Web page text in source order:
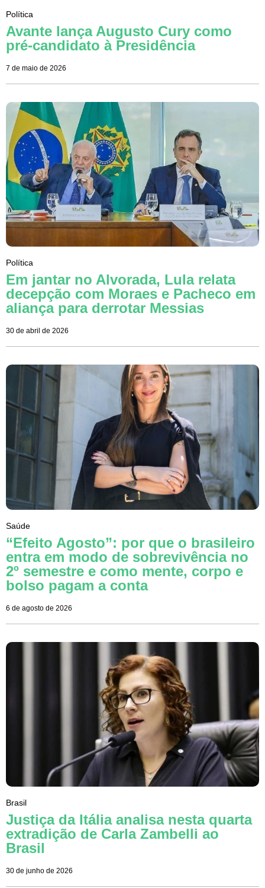
Política
Avante lança Augusto Cury como
pré-candidato à Presidência
7 de maio de 2026
Política
Em jantar no Alvorada, Lula relata
decepção com Moraes e Pacheco em
aliança para derrotar Messias
30 de abril de 2026
Saúde
“Efeito Agosto”: por que o brasileiro
entra em modo de sobrevivência no
2º semestre e como mente, corpo e
bolso pagam a conta
6 de agosto de 2026
Brasil
Justiça da Itália analisa nesta quarta
extradição de Carla Zambelli ao
Brasil
30 de junho de 2026